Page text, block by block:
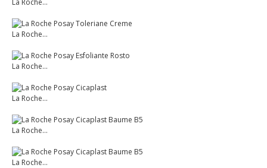
La Roche...
La Roche...
La Roche...
La Roche...
La Roche...
La Roche...